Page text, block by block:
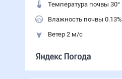
Температура почвы 30°
Влажность почвы 0.13%
Ветер 2 м/с